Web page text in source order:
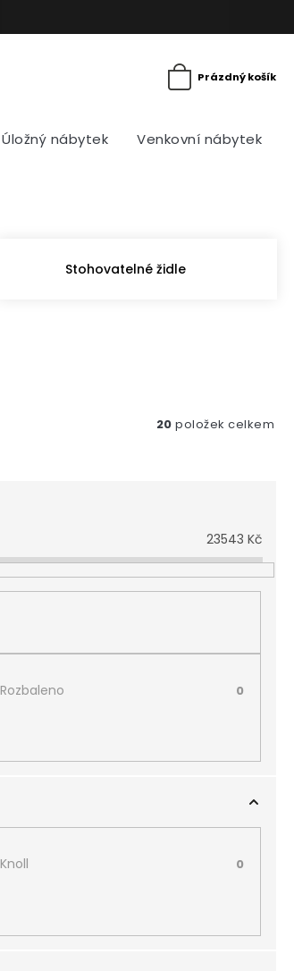
Prázdný košík
Úložný nábytek Venkovní nábytek
Stohovatelné židle
20 položek celkem
23543 Kč
Rozbaleno 0
Knoll 0